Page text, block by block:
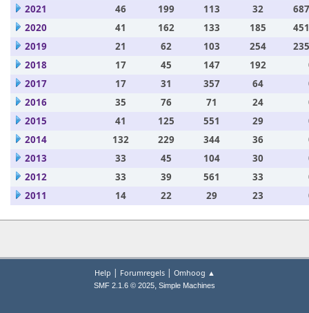
2021
46 199 113 32
2020
41 162 133 185
2019
21 62 103 254
2018
17 45 147 192
2017
17 31 357 64
2016
35 76 71 24
2015
41 125 551 29
2014
132 229 344 36
2013
33 45 104 30
2012
33 39 561 33
2011
14 22 29 23
Help | Forumregels| Omhoog ▲
SMF 2.1.6 © 2025, Simple Machines